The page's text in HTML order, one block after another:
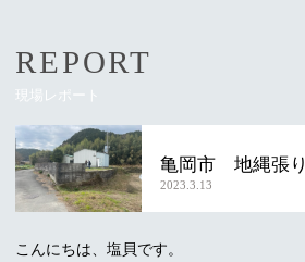
REPORT
現場レポート
亀岡市 地縄張り
2023.3.13
こんにちは、塩貝です。